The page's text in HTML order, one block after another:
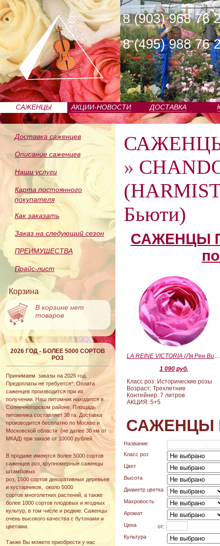
8 (903) 968 76
8 (495) 988 76
САЖЕНЦЫ
ПИТОМНИКА
АКЦИИ-НОВОСТИ ДОСТАВКА
Доставка саженцев
Описание саженцев
Наши услуги
Карта постоянного
покупателя
Как заказать
Заказ на следующий сезон
ПРЕИМУЩЕСТВА
Прайс-лист
Корзина
В корзине нет
товаров
2026 ГОД - БОЛЕЕ 5000 СОРТОВ
РОЗ
Принимаем заказы на 2026 год.
Предоплаты не требуется*. Оплата
саженцев производится при их
получении. Наш питомник находится в
Солнечногорском районе. Площадь
питомника составляет 38 га. Доставка
производится бесплатно по Москве и
Московской области (не далее 30 км от
МКАД) при заказе от 10000 рублей.
В продаже имеются более 5000 сортов
саженцев роз, крупномерные саженцы
штамбовых
роз, 1500 сортов декоративных деревьев
и кустарников, около 5000
сортов многолетних растений, а также
более 1000 сортов плодовых и ягодных
культур, в том числе и редкие. Саженцы
очень высокого качества с бутонами и
цветами.
Также Вы можете приобрести у нас
»
Бьюти)
САЖЕНЦЫ
LA REINE VICTORIA (Ля Рен Виктория)
1 090 руб.
Класс роз: Исторические розы
Возраст: Трехлетние
Контейнер: 7 литров
АКЦИЯ: 5+5
САЖЕНЦЫ
Название
Класс роз
Цвет
Высота
Диаметр цветка
Махровость
Аромат
Цена
от:
Культура